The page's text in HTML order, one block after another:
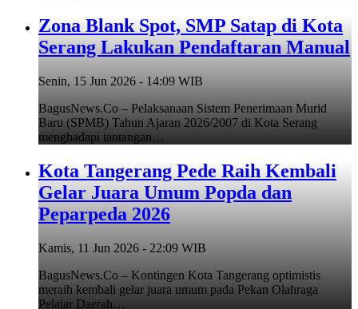
Zona Blank Spot, SMP Satap di Kota
Serang Lakukan Pendaftaran Manual
Senin, 15 Jun 2026 - 14:09 WIB
BagusNews.Co – Pelaksanaan Sistem Penerimaan Murid
Baru (SPMB) Tahun Ajaran 2026/2007 di Kota Serang
menghadapi tantangan…
Kota Tangerang Pede Raih Kembali
Gelar Juara Umum Popda dan
Peparpeda 2026
Kamis, 11 Jun 2026 - 22:09 WIB
BagusNews.Co – Kontingen Kota Tangerang optimistis
meraih kembali gelar juara umum pada Pekan Olahraga
Pelajar Daerah…